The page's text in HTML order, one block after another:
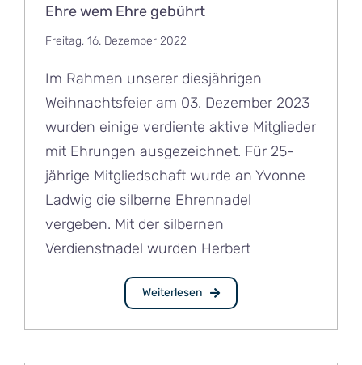
Ehre wem Ehre gebührt
Freitag, 16. Dezember 2022
Im Rahmen unserer diesjährigen
Weihnachtsfeier am 03. Dezember 2023
wurden einige verdiente aktive Mitglieder
mit Ehrungen ausgezeichnet. Für 25-
jährige Mitgliedschaft wurde an Yvonne
Ladwig die silberne Ehrennadel
vergeben. Mit der silbernen
Verdienstnadel wurden Herbert
Weiterlesen